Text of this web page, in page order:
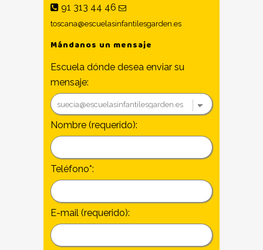
91 313 44 46
toscana@escuelasinfantilesgarden.es
Mándanos un mensaje
Escuela dónde desea enviar su
mensaje:
Nombre (requerido):
Teléfono*:
E-mail (requerido):